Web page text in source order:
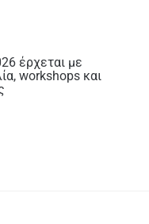
έρχεται με
workshops και